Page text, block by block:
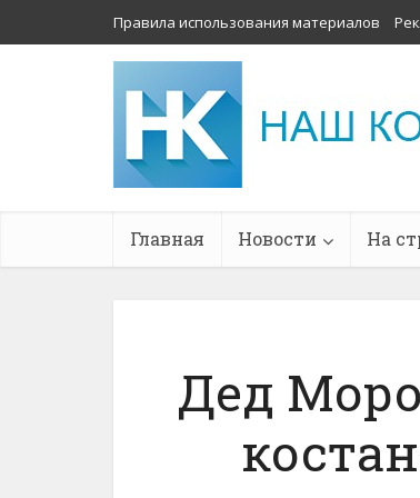
Правила использования материалов
Главная Новости На
Дед